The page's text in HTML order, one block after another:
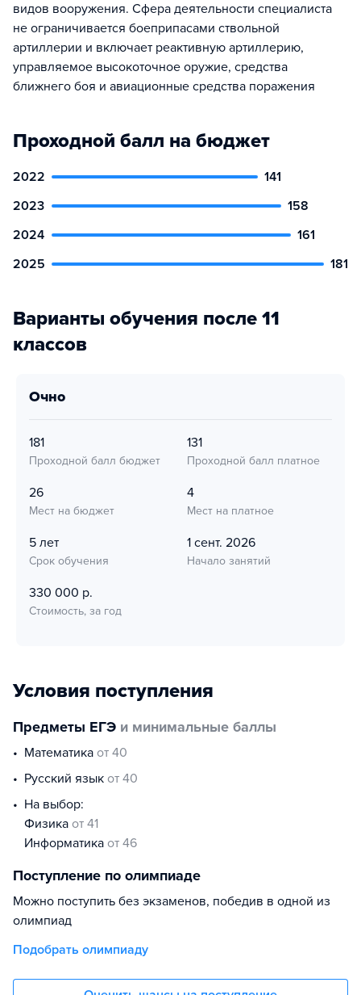
видов вооружения. Сфера деятельности специалиста
не ограничивается боеприпасами ствольной
артиллерии и включает реактивную артиллерию,
управляемое высокоточное оружие, средства
ближнего боя и авиационные средства поражения
Проходной балл на бюджет
2022
141
2023
158
2024
161
2025
181
Варианты обучения после 11
классов
очно
181
Проходной балл бюджет
131
Проходной балл платное
26
Мест на бюджет
4
Мест на платное
5 лет
Срок обучения
1 сент. 2026
Начало занятий
330 000 р.
Стоимость, за год
Условия поступления
Предметы ЕГЭ и минимальные баллы
математика от 40
русский язык от 40
На выбор:
физика от 41
информатика от 46
Поступление по олимпиаде
Можно поступить без экзаменов, победив в одной из
олимпиад
Подобрать олимпиаду